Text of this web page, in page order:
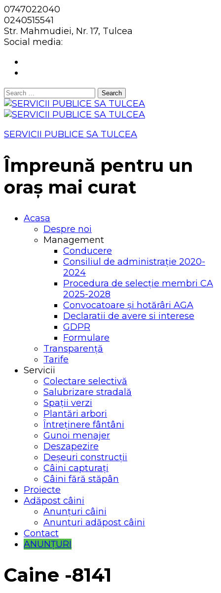
0747022040
0240515541
Str. Mahmudiei, Nr. 17, Tulcea
Social media:
Search
for:
SERVICII PUBLICE SA TULCEA
Împreună pentru un
oraș mai curat
Acasa
Despre noi
Management
Conducere
Consiliul de administrație 2020-
2024
Procedura de selecție membri CA
2025-2028
Convocatoare și hotărâri AGA
Declaratii de avere si interese
GDPR
Formulare
Transparență
Tarife
Servicii
Colectare selectivă
Salubrizare stradală
Spații verzi
Plantări arbori
Întreținere fântâni
Gunoi menajer
Deszapezire
Deșeuri construcții
Câini capturați
Câini fără stăpân
Proiecte
Adăpost câini
Anunțuri câini
Anunturi adăpost câini
Contact
ANUNȚURI
Caine -8141